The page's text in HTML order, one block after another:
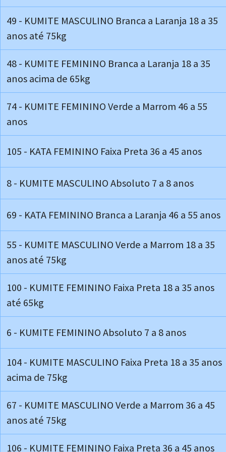
49 - KUMITE MASCULINO Branca a Laranja 18 a 35
anos até 75kg
48 - KUMITE FEMININO Branca a Laranja 18 a 35
anos acima de 65kg
74 - KUMITE FEMININO Verde a Marrom 46 a 55
anos
105 - KATA FEMININO Faixa Preta 36 a 45 anos
8 - KUMITE MASCULINO Absoluto 7 a 8 anos
69 - KATA FEMININO Branca a Laranja 46 a 55 anos
55 - KUMITE MASCULINO Verde a Marrom 18 a 35
anos até 75kg
100 - KUMITE FEMININO Faixa Preta 18 a 35 anos
até 65kg
6 - KUMITE FEMININO Absoluto 7 a 8 anos
104 - KUMITE MASCULINO Faixa Preta 18 a 35 anos
acima de 75kg
67 - KUMITE MASCULINO Verde a Marrom 36 a 45
anos até 75kg
106 - KUMITE FEMININO Faixa Preta 36 a 45 anos